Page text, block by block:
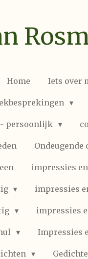
Home Iets over
persoonlijk
Ondeugende
impressies
impressies
impressies
Impressies